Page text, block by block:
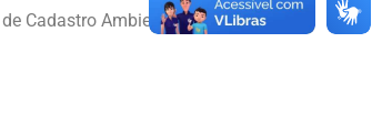
Cadastro Ambiental Rural